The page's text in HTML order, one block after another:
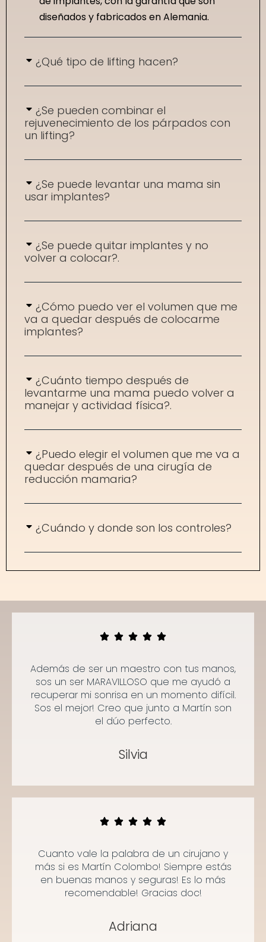
diseñados y fabricados en Alemania.
¿Qué tipo de lifting hacen?
¿Se pueden combinar el
rejuvenecimiento de los párpados con
un lifting?
¿Se puede levantar una mama sin
usar implantes?
¿Se puede quitar implantes y no
volver a colocar?.
¿Cómo puedo ver el volumen que me
va a quedar después de colocarme
implantes?
¿Cuánto tiempo después de
levantarme una mama puedo volver a
manejar y actividad física?.
¿Puedo elegir el volumen que me va a
quedar después de una cirugía de
reducción mamaria?
¿Cuándo y donde son los controles?
Además de ser un maestro con tus manos,
sos un ser MARAVILLOSO que me ayudó a
recuperar mi sonrisa en un momento difícil.
Sos el mejor! Creo que junto a Martín son
el dúo perfecto.
Silvia
Cuanto vale la palabra de un cirujano y
más si es Martín Colombo! Siempre estás
en buenas manos y seguras! Es lo más
recomendable! Gracias doc!
Adriana